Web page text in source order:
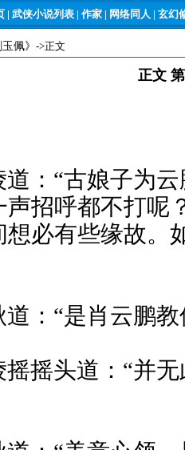
| 武侠小说列表 | 作家 | 网络同人 | 玄幻
玉佩》 ->正文
正文
：“古娘子为
声招呼都不打呢
想必有些缘故。
：“是肖云鹏教
摇头道：“并